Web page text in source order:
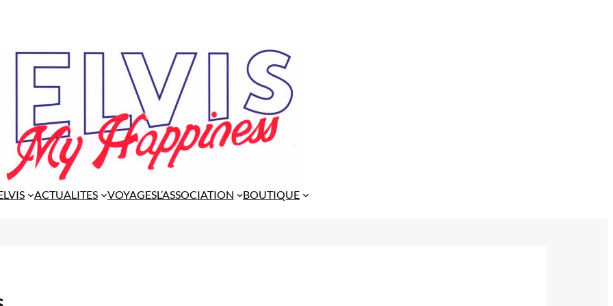
ACTUALITES VOYAGESL’ASSOCIATION BOUTIQUE